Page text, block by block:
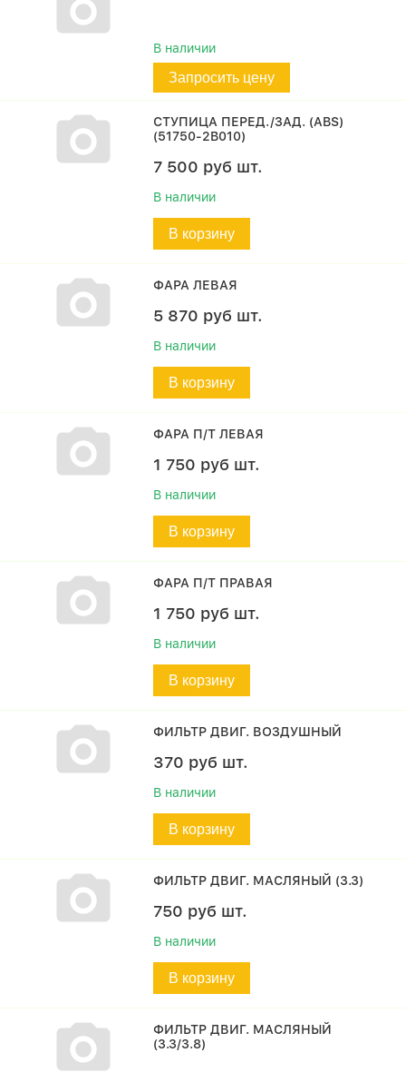
В наличии
Запросить цену
СТУПИЦА ПЕРЕД./ЗАД. (ABS)
(51750-2B010)
7 500 руб шт.
В наличии
В корзину
ФАРА ЛЕВАЯ
5 870 руб шт.
В наличии
В корзину
ФАРА П/Т ЛЕВАЯ
1 750 руб шт.
В наличии
В корзину
ФАРА П/Т ПРАВАЯ
1 750 руб шт.
В наличии
В корзину
ФИЛЬТР ДВИГ. ВОЗДУШНЫЙ
370 руб шт.
В наличии
В корзину
ФИЛЬТР ДВИГ. МАСЛЯНЫЙ (3.3)
750 руб шт.
В наличии
В корзину
ФИЛЬТР ДВИГ. МАСЛЯНЫЙ
(3.3/3.8)